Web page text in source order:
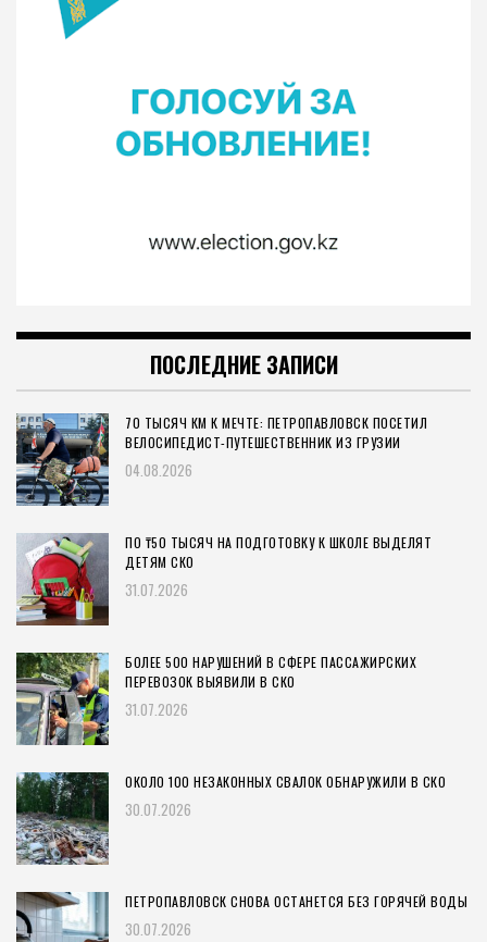
ПОСЛЕДНИЕ ЗАПИСИ
70 ТЫСЯЧ КМ К МЕЧТЕ: ПЕТРОПАВЛОВСК ПОСЕТИЛ
ВЕЛОСИПЕДИСТ-ПУТЕШЕСТВЕННИК ИЗ ГРУЗИИ
04.08.2026
ПО ₸50 ТЫСЯЧ НА ПОДГОТОВКУ К ШКОЛЕ ВЫДЕЛЯТ
ДЕТЯМ СКО
31.07.2026
БОЛЕЕ 500 НАРУШЕНИЙ В СФЕРЕ ПАССАЖИРСКИХ
ПЕРЕВОЗОК ВЫЯВИЛИ В СКО
31.07.2026
ОКОЛО 100 НЕЗАКОННЫХ СВАЛОК ОБНАРУЖИЛИ В СКО
30.07.2026
ПЕТРОПАВЛОВСК СНОВА ОСТАНЕТСЯ БЕЗ ГОРЯЧЕЙ ВОДЫ
30.07.2026